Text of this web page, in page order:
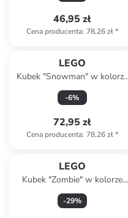
46,95 zł
Cena producenta: 78,26 zł*
LEGO
Kubek "Snowman" w kolorze
biało-czarnym - 255 ml
-6%
72,95 zł
Cena producenta: 78,26 zł*
LEGO
Kubek "Zombie" w kolorze
szarym - 530 ml
-29%